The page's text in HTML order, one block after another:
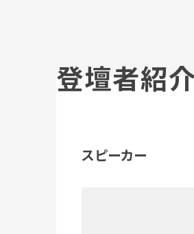
登壇者紹
スピーカー